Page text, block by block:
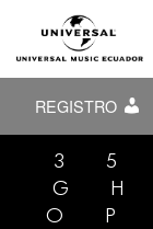
REGISTRO
3 5
G
H
O
P